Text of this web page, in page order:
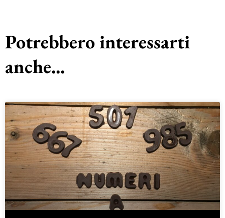
Potrebbero interessarti
anche...